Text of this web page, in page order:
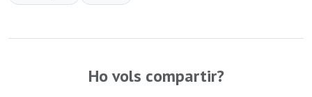
Ho vols compartir?